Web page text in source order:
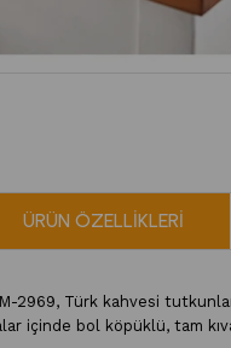
ÜRÜN ÖZELLIKLERI
2969, Türk kahvesi
içinde bol köpüklü, tam